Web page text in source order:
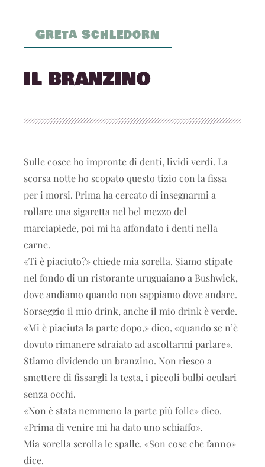
Greta Schledorn
IL BRANZINO
Sulle cosce ho impronte di denti, lividi verdi. La
scorsa notte ho scopato questo tizio con la fissa
per i morsi. Prima ha cercato di insegnarmi a
rollare una sigaretta nel bel mezzo del
marciapiede, poi mi ha affondato i denti nella
carne.
«Ti è piaciuto?» chiede mia sorella. Siamo stipate
nel fondo di un ristorante uruguaiano a Bushwick,
dove andiamo quando non sappiamo dove andare.
Sorseggio il mio drink, anche il mio drink è verde.
«Mi è piaciuta la parte dopo,» dico, «quando se n’è
dovuto rimanere sdraiato ad ascoltarmi parlare».
Stiamo dividendo un branzino. Non riesco a
smettere di fissargli la testa, i piccoli bulbi oculari
senza occhi.
«Non è stata nemmeno la parte più folle» dico.
«Prima di venire mi ha dato uno schiaffo».
Mia sorella scrolla le spalle. «Son cose che fanno»
dice.